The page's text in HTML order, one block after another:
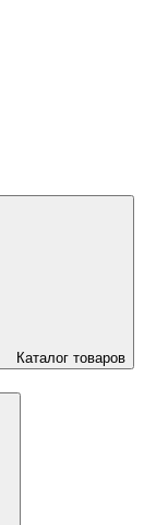
Каталог товаров